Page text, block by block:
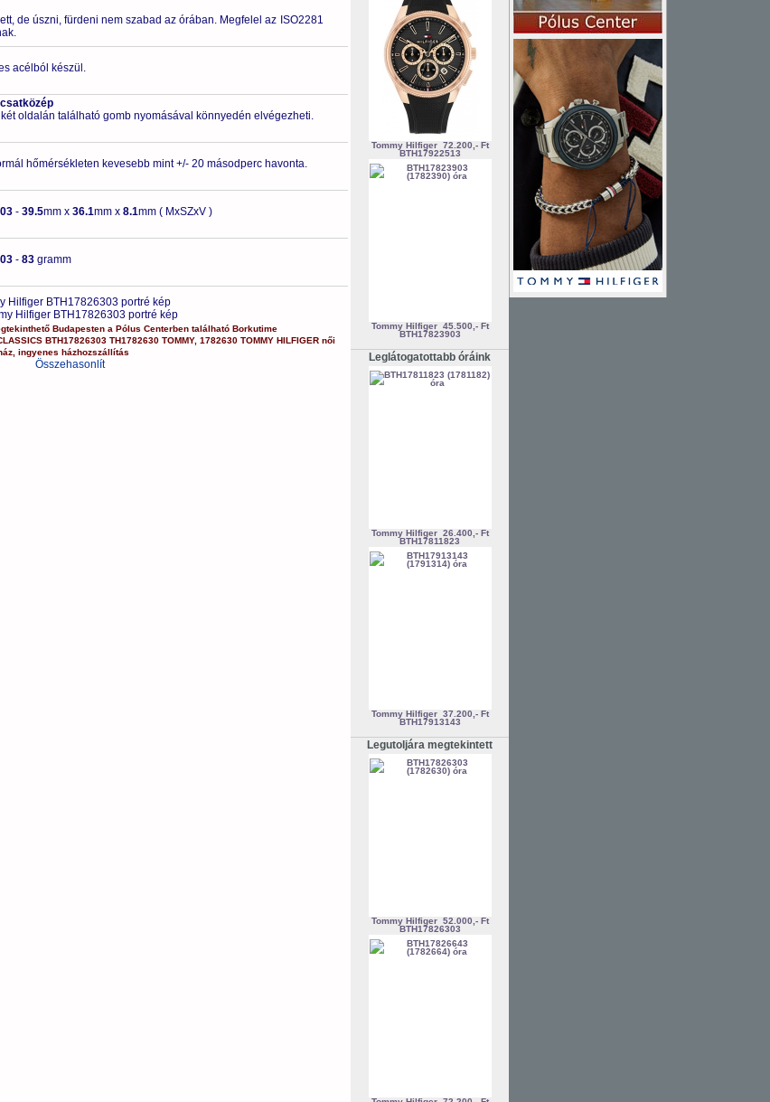
de úszni, fürdeni nem szabad az órában. Megfelel az ISO2281
acélból készül.
oldalán található gomb nyomásával könnyedén elvégezheti.
hőmérsékleten kevesebb mint +/- 20 másodperc havonta.
- 39.5mm x 36.1mm x 8.1mm ( MxSZxV )
- 83 gramm
Hilfiger BTH17826303 portré kép
Budapesten a Pólus Centerbentalálható Borkutime
BTH17826303 TH1782630 TOMMY, 1782630 TOMMY HILFIGER női
, ingyenes házhozszállítás
Összehasonlít
Tommy Hilfiger 72.200,- Ft
BTH17922513
Tommy Hilfiger 45.500,- Ft
BTH17823903
Leglátogatottabb óráink
Tommy Hilfiger 26.400,- Ft
BTH17811823
Tommy Hilfiger 37.200,- Ft
BTH17913143
Legutoljára megtekintett
Tommy Hilfiger 52.000,- Ft
BTH17826303